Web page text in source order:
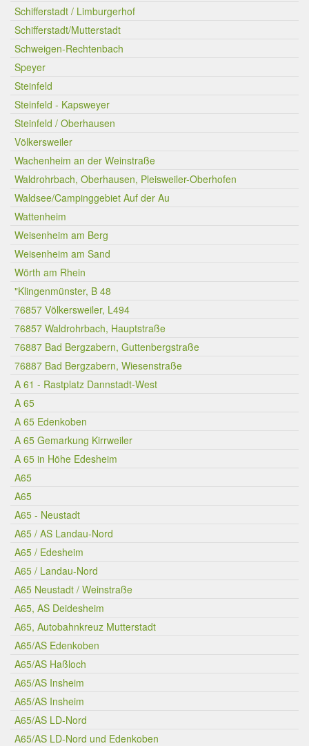
Schifferstadt / Limburgerhof
Schifferstadt/Mutterstadt
Schweigen-Rechtenbach
Speyer
Steinfeld
Steinfeld - Kapsweyer
Steinfeld / Oberhausen
Völkersweiler
Wachenheim an der Weinstraße
Waldrohrbach, Oberhausen, Pleisweiler-Oberhofen
Waldsee/Campinggebiet Auf der Au
Wattenheim
Weisenheim am Berg
Weisenheim am Sand
Wörth am Rhein
"Klingenmünster, B 48
76857 Völkersweiler, L494
76857 Waldrohrbach, Hauptstraße
76887 Bad Bergzabern, Guttenbergstraße
76887 Bad Bergzabern, Wiesenstraße
A 61 - Rastplatz Dannstadt-West
A 65
A 65 Edenkoben
A 65 Gemarkung Kirrweiler
A 65 in Höhe Edesheim
A65
A65
A65 - Neustadt
A65 / AS Landau-Nord
A65 / Edesheim
A65 / Landau-Nord
A65 Neustadt / Weinstraße
A65, AS Deidesheim
A65, Autobahnkreuz Mutterstadt
A65/AS Edenkoben
A65/AS Haßloch
A65/AS Insheim
A65/AS Insheim
A65/AS LD-Nord
A65/AS LD-Nord und Edenkoben